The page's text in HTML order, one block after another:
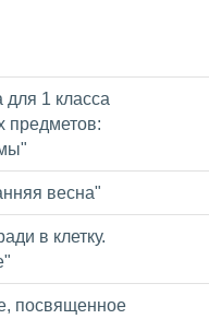
для 1 класса
предметов:
весна"
в клетку.
посвященное